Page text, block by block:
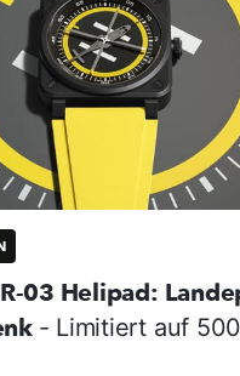
03 Helipad:
- Limitiert auf 500